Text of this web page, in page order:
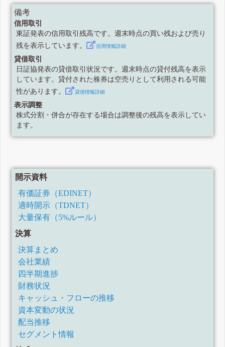
備考
信用取引
東証発表の信用取引残高です。週末時点の買い残および売り
残を表示しています。
信用情報詳細
貸借取引
日証協発表の貸借取引状況です。週末時点の貸付残高を表示
しています。貸付された株券は空売りとして利用される可能
性があります。
貸借情報詳細
表示調整
株式分割・併合が存在する場合は調整後の残高を表示してい
ます。
開示資料
有価証券（EDINET）
適時開示（TDNET）
大量保有（5%ルール）
決算
決算まとめ
会社業績
四半期進捗
財務状況
キャッシュ・フローの推移
資本変動の状況
配当推移
セグメント情報